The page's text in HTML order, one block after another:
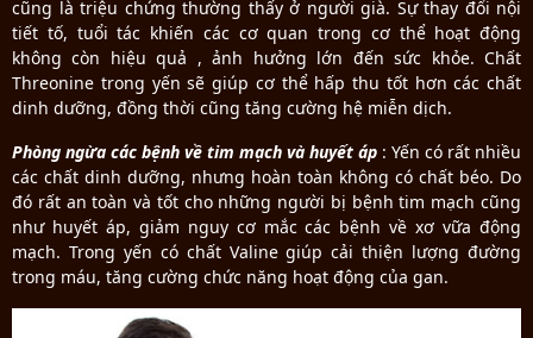
cũng là triệu chứng thường thấy ở người già. Sự thay đổi nội
tiết tố, tuổi tác khiến các cơ quan trong cơ thể hoạt động
không còn hiệu quả , ảnh hưởng lớn đến sức khỏe. Chất
Threonine trong yến sẽ giúp cơ thể hấp thu tốt hơn các chất
dinh dưỡng, đồng thời cũng tăng cường hệ miễn dịch.
Phòng ngừa các bệnh về tim mạch và huyết áp : Yến có rất nhiều
các chất dinh dưỡng, nhưng hoàn toàn không có chất béo. Do
đó rất an toàn và tốt cho những người bị bệnh tim mạch cũng
như huyết áp, giảm nguy cơ mắc các bệnh về xơ vữa động
mạch. Trong yến có chất Valine giúp cải thiện lượng đường
trong máu, tăng cường chức năng hoạt động của gan.